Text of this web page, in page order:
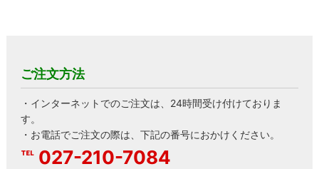
ご注文方法
・インターネットでのご注文は、24時間受け付けておりま
す。
・お電話でご注文の際は、下記の番号におかけください。
027-210-7084